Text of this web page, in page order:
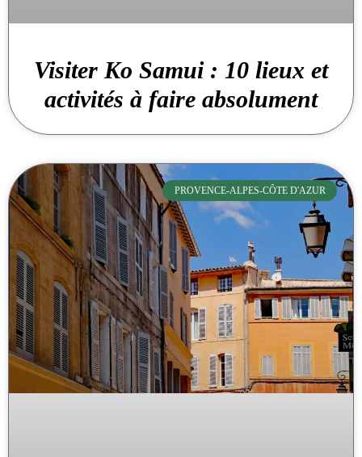
Visiter Ko Samui : 10 lieux et
activités à faire absolument
PROVENCE-ALPES-CÔTE D'AZUR